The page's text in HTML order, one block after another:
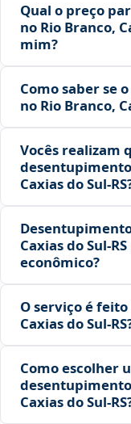
Qual o preço
no Rio Branco,
mim?
Como saber se
no Rio Branco,
Vocês realizam
Caxias do
Caxias do
econômico?
O serviço é
Caxias do
Como escolher
Caxias do